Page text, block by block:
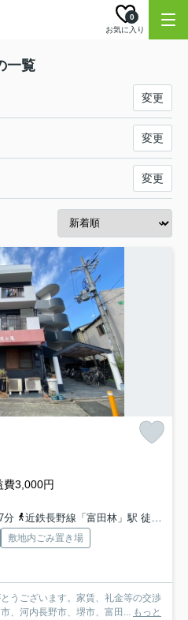
お気に入り
0
一覧
変更
変更
変更
費3,000円
分
近鉄長野線「富田林」駅 徒歩28分
敷地内ごみ置き場
うございます。家賃、礼金等の交渉
、河内長野市、堺市、富田... もっと